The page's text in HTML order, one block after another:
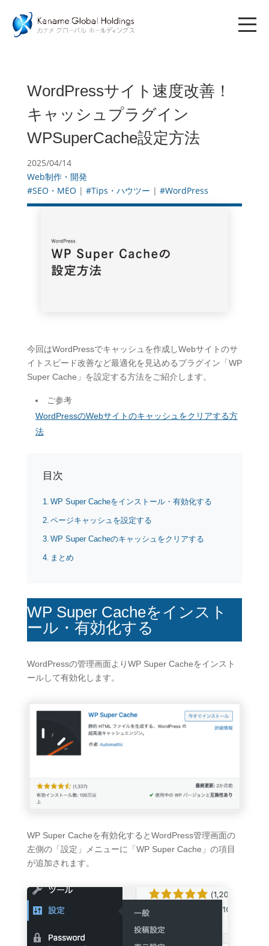
WordPressサイト速度改善！
キャッシュプラグイン
WPSuperCache設定方法
2025/04/14
Web制作・開発
#SEO・MEO | #Tips・ハウツー | #WordPress
今回はWordPressでキャッシュを作成しWebサイトのサ
イトスピード改善など最適化を見込めるプラグイン「WP
Super Cache」を設定する方法をご紹介します。
ご参考
WordPressのWebサイトのキャッシュをクリアする方
法
目次
WP Super Cacheをインストール・有効化する
ページキャッシュを設定する
WP Super Cacheのキャッシュをクリアする
まとめ
WP Super Cacheをインスト
ール・有効化する
WordPressの管理画面よりWP Super Cacheをインスト
ールして有効化します。
WP Super Cacheを有効化するとWordPress管理画面の
左側の「設定」メニューに「WP Super Cache」の項目
が追加されます。